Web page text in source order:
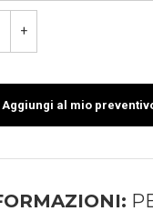
+
Aggiungi al mio